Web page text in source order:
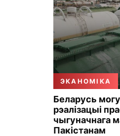
ЭКАНОМІКА
Беларусь
рэалізацыі
чыгуначнага
Пакістанам